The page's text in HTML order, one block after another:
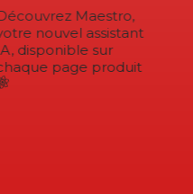
Maestro,
nouvel assistant
disponible sur
page produit